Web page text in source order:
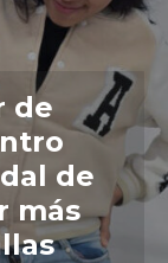
de
de
más